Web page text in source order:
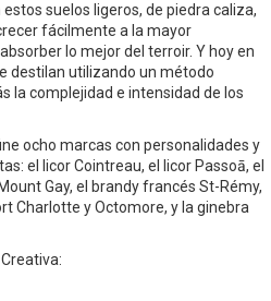
suelos ligeros, de piedra caliza,
fácilmente a la mayor
lo mejor del terroir. Y hoy en
destilan utilizando un método
la complejidad e intensidad de los
ocho marcas con personalidades y
el licor Cointreau, el licor Passoā, el
Gay, el brandy francés St-Rémy,
Charlotte y Octomore, y la ginebra